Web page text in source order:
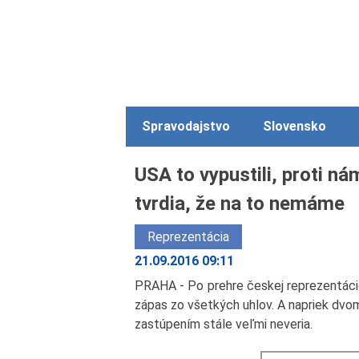
Spravodajstvo Slovensko
USA to vypustili, proti
tvrdia, že na to nemáme
Reprezentácia
21.09.2016 09:11
PRAHA - Po prehre českej
zápas zo všetkých uhlov. A napriek
zastúpením stále veľmi neveria.